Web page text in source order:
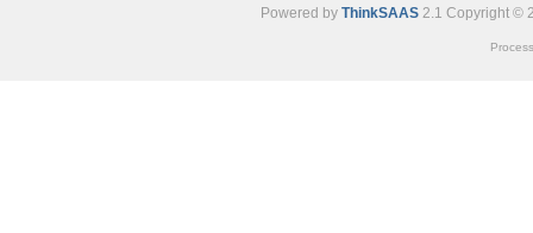
Powered by ThinkSAAS 2.1 Copyright ©